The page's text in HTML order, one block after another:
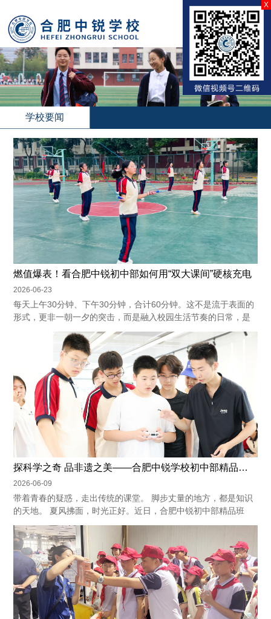
X
学校要闻
燃值爆表！看合肥中锐初中部如何用“双大课间”硬核充电
2026-06-23
每天上午30分钟、下午30分钟，合计60分钟。这不是流于表面的
形式，更非一朝一夕的突击，而是融入校园生活节奏的日常，是
最自然的节律。 ...
探科学之奇 品非遗之美——合肥中锐学校初中部精品班开展科学探究实践活动
2026-06-09
带着青春的疑惑，走出传统的课堂。 脚步丈量的地方，都是知识
的天地。 夏风拂面，时光正好。近日，合肥中锐初中部精品班
学...